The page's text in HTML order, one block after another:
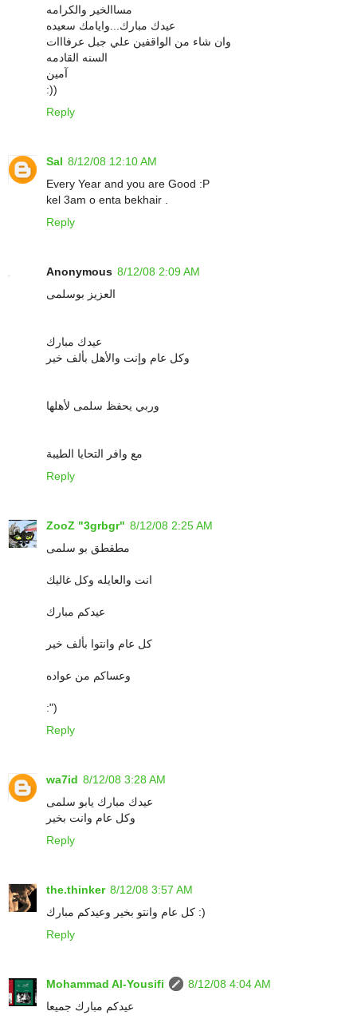
مساالخير والكرامه
عيدك مبارك...وايامك سعيده
وان شاء من الواقفين علي جبل عرفااات
السنه القادمه
آمين
:))
Reply
Sal 8/12/08 12:10 AM
Every Year and you are Good :P
kel 3am o enta bekhair .
Reply
Anonymous 8/12/08 2:09 AM
العزيز بوسلمى
عيدك مبارك
وكل عام وإنت والأهل بألف خير
وربي يحفظ سلمى لأهلها
مع وافر التحايا الطيبة
Reply
ZooZ "3grbgr" 8/12/08 2:25 AM
مطقطق بو سلمى
انت والعايله وكل غاليك
عيدكم مبارك
كل عام وانتوا بألف خير
وعساكم من عواده
:")
Reply
wa7id 8/12/08 3:28 AM
عيدك مبارك يابو سلمى
وكل عام وانت بخير
Reply
the.thinker 8/12/08 3:57 AM
كل عام وانتو بخير وعيدكم مبارك :)
Reply
Mohammad Al-Yousifi
8/12/08 4:04 AM
عيدكم مبارك جميعا